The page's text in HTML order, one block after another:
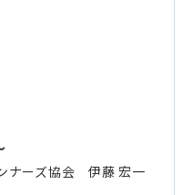
ナーズ協会 伊藤 宏一